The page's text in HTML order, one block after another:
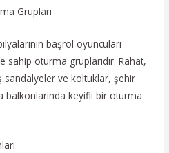
Grupları
başrol oyuncuları
oturma gruplarıdır. Rahat,
sandalyeler ve koltuklar, şehir
balkonlarında keyifli bir oturma